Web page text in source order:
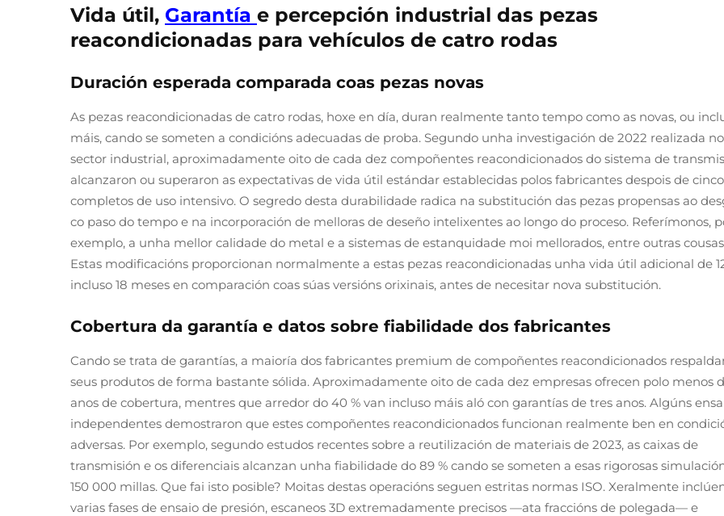
Vida útil, Garantía e percepción industrial das pezas
reacondicionadas para vehículos de catro rodas
Duración esperada comparada coas pezas novas
As pezas reacondicionadas de catro rodas, hoxe en día, duran realmente tanto tempo como as novas, ou
máis, cando se someten a condicións adecuadas de proba. Segundo unha investigación de 2022 realizada no
sector industrial, aproximadamente oito de cada dez compoñentes reacondicionados do sistema de
alcanzaron ou superaron as expectativas de vida útil estándar establecidas polos fabricantes despois de
completos de uso intensivo. O segredo desta durabilidade radica na substitución das pezas propensas ao
co paso do tempo e na incorporación de melloras de deseño intelixentes ao longo do proceso. Referímonos,
exemplo, a unha mellor calidade do metal e a sistemas de estanquidade moi mellorados, entre outras
Estas modificacións proporcionan normalmente a estas pezas reacondicionadas unha vida útil adicional de
incluso 18 meses en comparación coas súas versións orixinais, antes de necesitar nova substitución.
Cobertura da garantía e datos sobre fiabilidade dos fabricantes
Cando se trata de garantías, a maioría dos fabricantes premium de compoñentes reacondicionados
seus produtos de forma bastante sólida. Aproximadamente oito de cada dez empresas ofrecen polo menos
anos de cobertura, mentres que arredor do 40 % van incluso máis aló con garantías de tres anos. Algúns
independentes demostraron que estes compoñentes reacondicionados funcionan realmente ben en
adversas. Por exemplo, segundo estudos recentes sobre a reutilización de materiais de 2023, as caixas de
transmisión e os diferenciais alcanzan unha fiabilidade do 89 % cando se someten a esas rigorosas
150 000 millas. Que fai isto posible? Moitas destas operacións seguen estritas normas ISO. Xeralmente
varias fases de ensaio de presión, escaneos 3D extremadamente precisos —ata fraccións de polegada— e